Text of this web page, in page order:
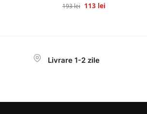
193lei 113 lei
Livrare 1-2 zile